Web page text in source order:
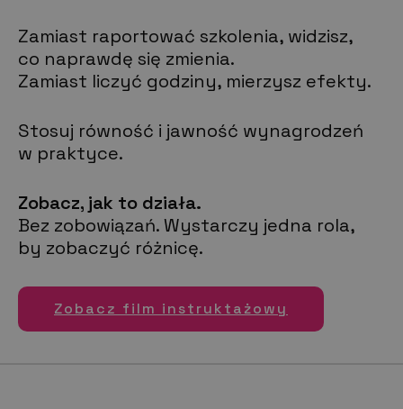
Zamiast raportować szkolenia, widzisz,
co naprawdę się zmienia.
Zamiast liczyć godziny, mierzysz efekty.
Stosuj równość i jawność wynagrodzeń
w praktyce.
Zobacz, jak to działa.
Bez zobowiązań. Wystarczy jedna rola,
by zobaczyć różnicę.
Zobacz film instruktażowy